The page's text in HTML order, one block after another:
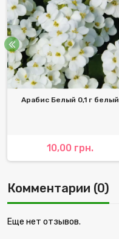
Арабис Белый 0,1 г белый
10,00 грн.
Комментарии (0)
Еще нет отзывов.